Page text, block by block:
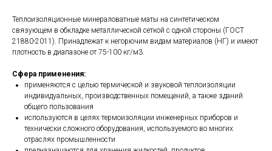
Теплоизоляционные минераловатные маты на синтетическом
связующем в обкладке металлической сеткой с одной стороны (ГОСТ
21880-2011). Принадлежат к негорючим видам материалов (НГ) и имеют
плотность в диапазоне от 75-100 кг/м3.
Сфера применения:
применяются с целью термической и звуковой теплоизоляции
индивидуальных, производственных помещений, а также зданий
общего пользования
используются в целях термоизоляции инженерных приборов и
технически сложного оборудования, используемого во многих
отраслях промышленности